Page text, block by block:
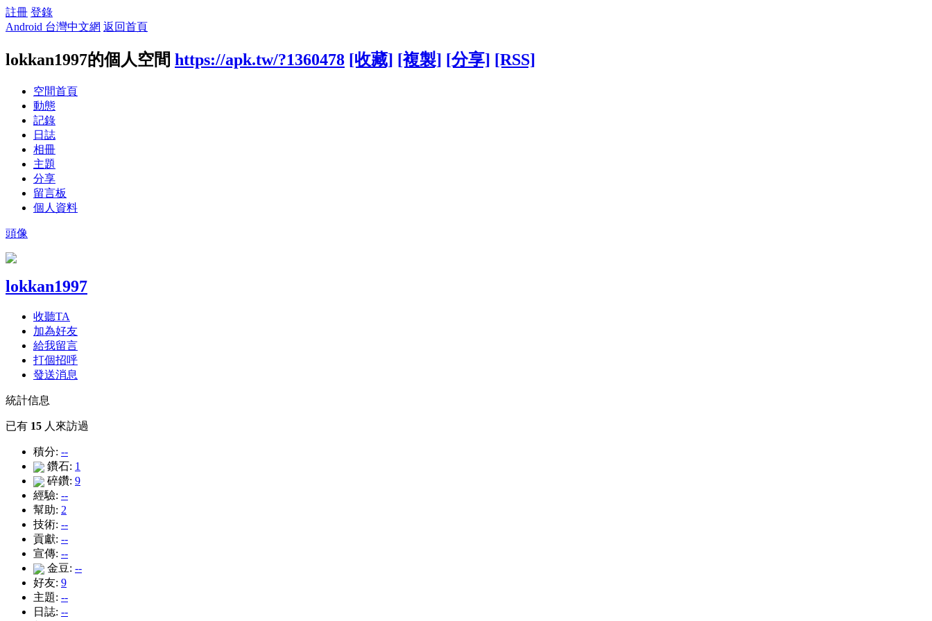
註冊 登錄
Android 台灣中文網 返回首頁
lokkan1997的個人空間 https://apk.tw/?1360478 [收藏] [複製] [分享] [RSS]
空間首頁
動態
記錄
日誌
相冊
主題
分享
留言板
個人資料
頭像
lokkan1997
收聽TA
加為好友
給我留言
打個招呼
發送消息
統計信息
已有 15 人來訪過
積分: --
鑽石: 1
碎鑽: 9
經驗: --
幫助: 2
技術: --
貢獻: --
宣傳: --
金豆: --
好友: 9
主題: --
日誌: --